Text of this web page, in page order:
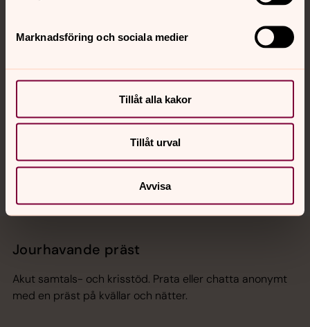
Marknadsföring och sociala medier
Tillåt alla kakor
Tillåt urval
Avvisa
Kalender
Hitta snabbt
Jourhavande präst
Akut samtals- och krisstöd. Prata eller chatta anonymt
med en präst på kvällar och nätter.